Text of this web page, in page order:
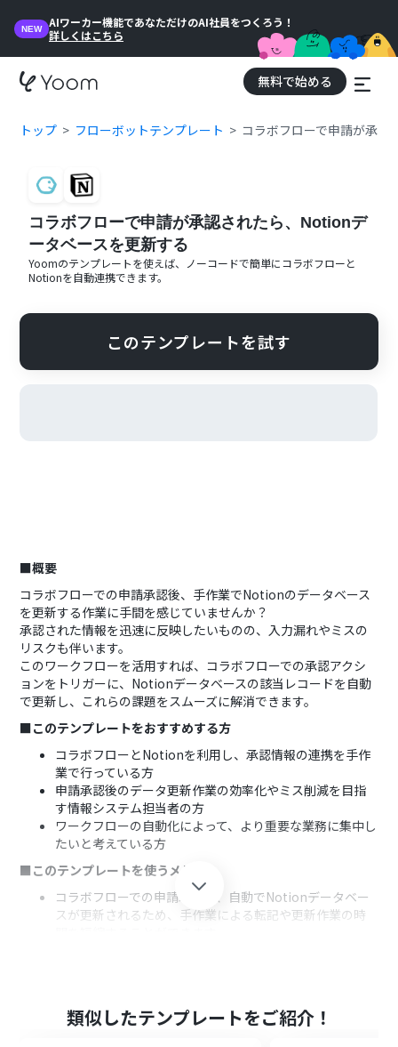
NEW
AIワーカー機能であなただけのAI社員をつくろう！
詳しくはこちら
無料で始める
トップ フローボットテンプレート コラボフローで申請が承
コラボフローで申請が承認されたら、Notionデ
ータベースを更新する
Yoomのテンプレートを使えば、ノーコードで簡単にコラボフローと
Notionを自動連携できます。
このテンプレートを試す
■概要
コラボフローでの申請承認後、手作業でNotionのデータベース
を更新する作業に手間を感じていませんか？
承認された情報を迅速に反映したいものの、入力漏れやミスの
リスクも伴います。
このワークフローを活用すれば、コラボフローでの承認アクシ
ョンをトリガーに、Notionデータベースの該当レコードを自動
で更新し、これらの課題をスムーズに解消できます。
■このテンプレートをおすすめする方
コラボフローとNotionを利用し、承認情報の連携を手作
業で行っている方
申請承認後のデータ更新作業の効率化やミス削減を目指
す情報システム担当者の方
ワークフローの自動化によって、より重要な業務に集中し
たいと考えている方
■このテンプレートを使うメリット
コラボフローでの申請承認後、自動でNotionデータベー
スが更新されるため、手作業による転記や更新作業の時
■フローボットの流れ
類似したテンプレートをご紹介！